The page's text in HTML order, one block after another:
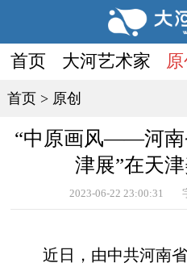
首页 大河艺术家 原
首页> 原创
“中原画风——河南
津展”在天
2023-06-22 23:00:31
近日，由中共河南省